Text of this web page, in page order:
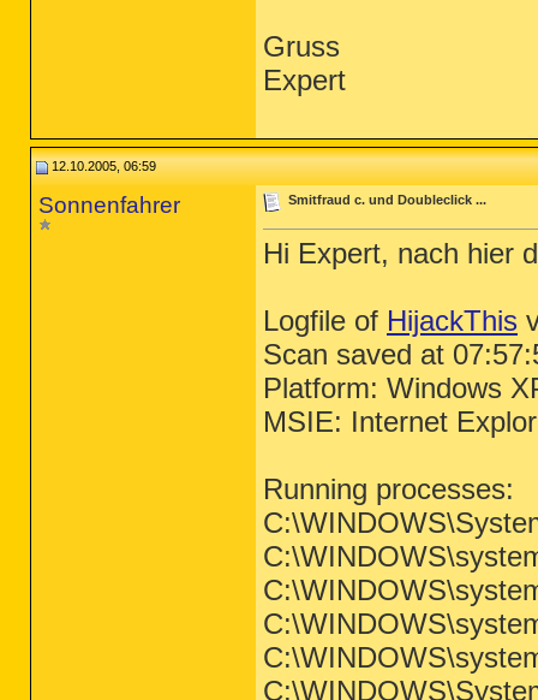
Gruss
Expert
12.10.2005, 06:59
Sonnenfahrer Smitfraud c. und Doubleclick ...
Hi Expert, nach hier
Logfile of HijackThis
Scan saved at
Platform: Windows
MSIE: Internet
Running processes: